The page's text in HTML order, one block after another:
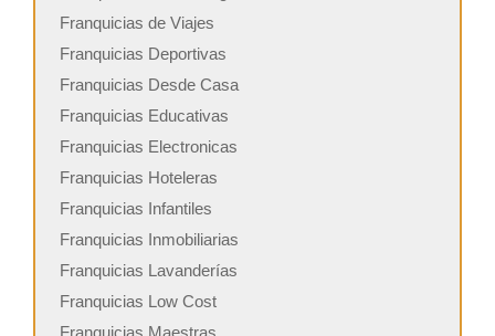
Franquicias de Viajes
Franquicias Deportivas
Franquicias Desde Casa
Franquicias Educativas
Franquicias Electronicas
Franquicias Hoteleras
Franquicias Infantiles
Franquicias Inmobiliarias
Franquicias Lavanderías
Franquicias Low Cost